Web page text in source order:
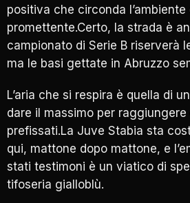
positiva che circonda
promettente.Certo, la strada è
campionato di Serie B riserverà
ma le basi gettate in Abruzzo
L’aria che si respira è quella di
dare il massimo per
prefissati.La Juve Stabia sta
qui, mattone dopo mattone, e
stati testimoni è un viatico di
tifoseria gialloblù.